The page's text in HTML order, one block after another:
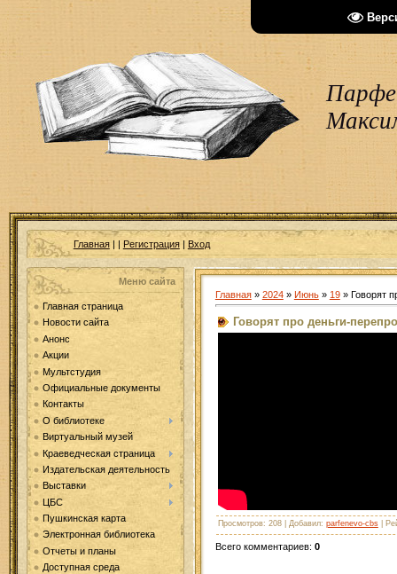
Главная| | Регистрация| Вход
Меню сайта
Главная страница
Новости сайта
Анонс
Акции
Мультстудия
Официальные документы
Контакты
О библиотеке
Виртуальный музей
Краеведческая страница
Издательская деятельность
Выставки
ЦБС
Пушкинская карта
Электронная библиотека
Отчеты и планы
Доступная среда
Главная» 2024 » Июнь » 19» Говорят
Говорят про деньги-
Просмотров: 208 | Добавил: parfenevo-cbs|
Всего комментариев: 0